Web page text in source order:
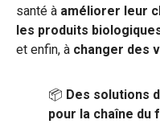
santé à améliorer leur
les produits
et enfin, à changer des
📦 Des solutions
pour la chaîne du